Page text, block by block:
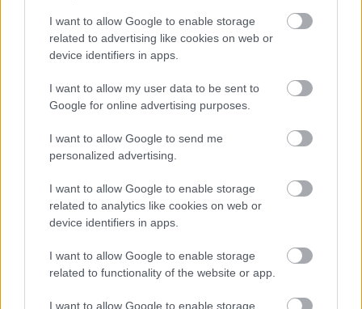
I want to allow Google to enable storage
related to advertising like cookies on web or
device identifiers in apps.
I want to allow my user data to be sent to
Google for online advertising purposes.
I want to allow Google to send me
personalized advertising.
I want to allow Google to enable storage
related to analytics like cookies on web or
device identifiers in apps.
I want to allow Google to enable storage
related to functionality of the website or app.
I want to allow Google to enable storage
Jelmeztervező:Rátkai Erzsébet m.v.
Koreográfus:Lavro-Gyenes Ildikóm.v.
Ügyelő:Madár K. Zoltán
Rendezőasszisztens: Udvari Emese
Rendező: Dunai Tamás m.v.
Jászai-díjas, Érdemes művész
Bemutató: 2006. április 7.
forrás: Veszprémi Petőfi Színház